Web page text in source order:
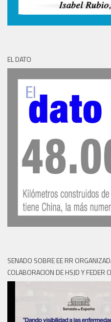
EL DATO
SENADO SOBRE EE RR
COLABORACION DE HSJD Y